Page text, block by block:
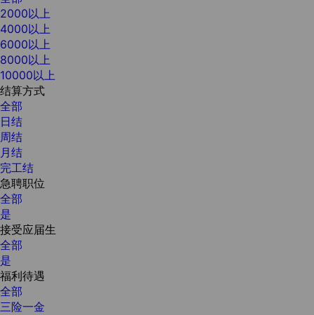
2000以上
4000以上
6000以上
8000以上
10000以上
结算方式
全部
日结
周结
月结
完工结
急聘职位
全部
是
接受应届生
全部
是
福利待遇
全部
三险一金